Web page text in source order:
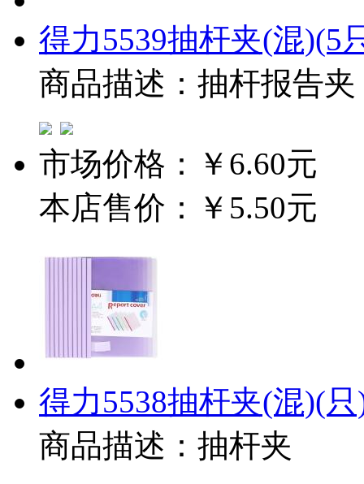
得力5539抽杆夹(混)(5
商品描述：抽杆报告夹
市场价格：
￥6.60元
本店售价：
￥5.50元
得力5538抽杆夹(混)(
商品描述：抽杆夹